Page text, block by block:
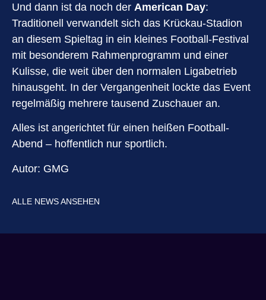
Und dann ist da noch der American Day:
Traditionell verwandelt sich das Krückau-Stadion
an diesem Spieltag in ein kleines Football-Festival
mit besonderem Rahmenprogramm und einer
Kulisse, die weit über den normalen Ligabetrieb
hinausgeht. In der Vergangenheit lockte das Event
regelmäßig mehrere tausend Zuschauer an.
Alles ist angerichtet für einen heißen Football-
Abend – hoffentlich nur sportlich.
Autor: GMG
ALLE NEWS ANSEHEN